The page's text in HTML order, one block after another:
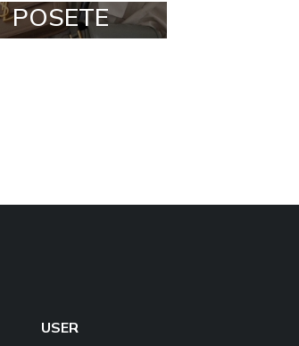
POSETE
USER